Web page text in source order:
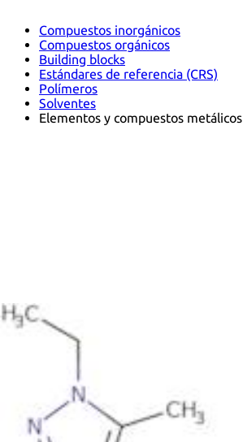
Compuestos inorgánicos
Compuestos orgánicos
Building blocks
Estándares de referencia (CRS)
Polímeros
Solventes
Elementos y compuestos metálicos